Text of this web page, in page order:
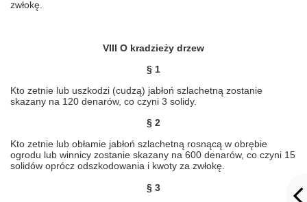
zwłokę.
VIII O kradzieży drzew
§ 1
Kto zetnie lub uszkodzi (cudzą) jabłoń szlachetną zostanie
skazany na 120 denarów, co czyni 3 solidy.
§ 2
Kto zetnie lub obłamie jabłoń szlachetną rosnącą w obrębie
ogrodu lub winnicy zostanie skazany na 600 denarów, co czyni 15
solidów oprócz odszkodowania i kwoty za zwłokę.
§ 3